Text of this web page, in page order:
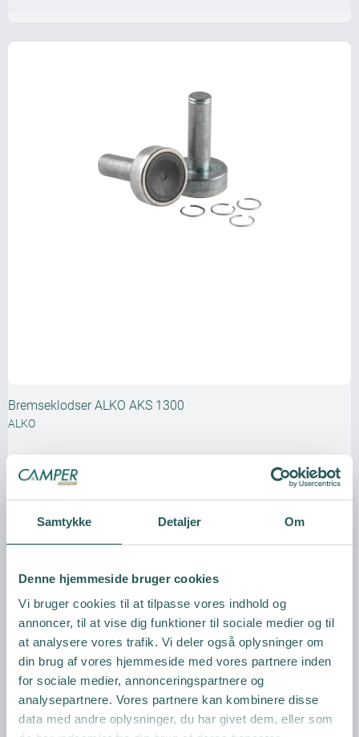
Samtykke Detaljer Om
Denne hjemmeside bruger cookies
Vi bruger cookies til at tilpasse vores indhold og
annoncer, til at vise dig funktioner til sociale medier og til
at analysere vores trafik. Vi deler også oplysninger om
din brug af vores hjemmeside med vores partnere inden
for sociale medier, annonceringspartnere og
analysepartnere. Vores partnere kan kombinere disse
data med andre oplysninger, du har givet dem, eller som
Bremseklodser ALKO AKS 1300
ALKO
Vis produkt